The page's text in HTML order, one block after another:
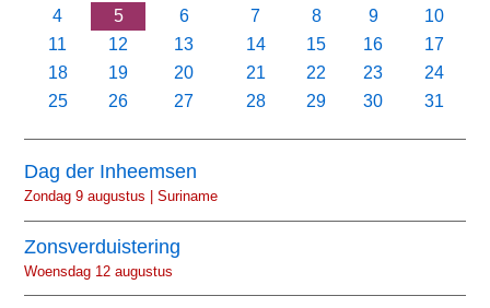
4
5 6 7 8 9
10
11
12 13 14 15 16
17
18
19 20 21 22 23
24
25
26 27 28 29 30 31
Dag der Inheemsen
Zondag 9 augustus | Suriname
Zonsverduistering
Woensdag 12 augustus